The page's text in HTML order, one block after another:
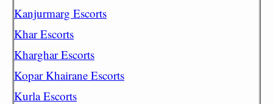
Kanjurmarg Escorts
Khar Escorts
Kharghar Escorts
Kopar Khairane Escorts
Kurla Escorts